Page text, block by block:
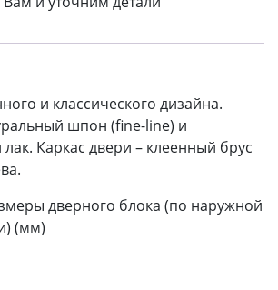
и классического дизайна.
шпон (fine-line) и
Каркас двери – клеенный брус
дверного блока (по наружной
(мм)